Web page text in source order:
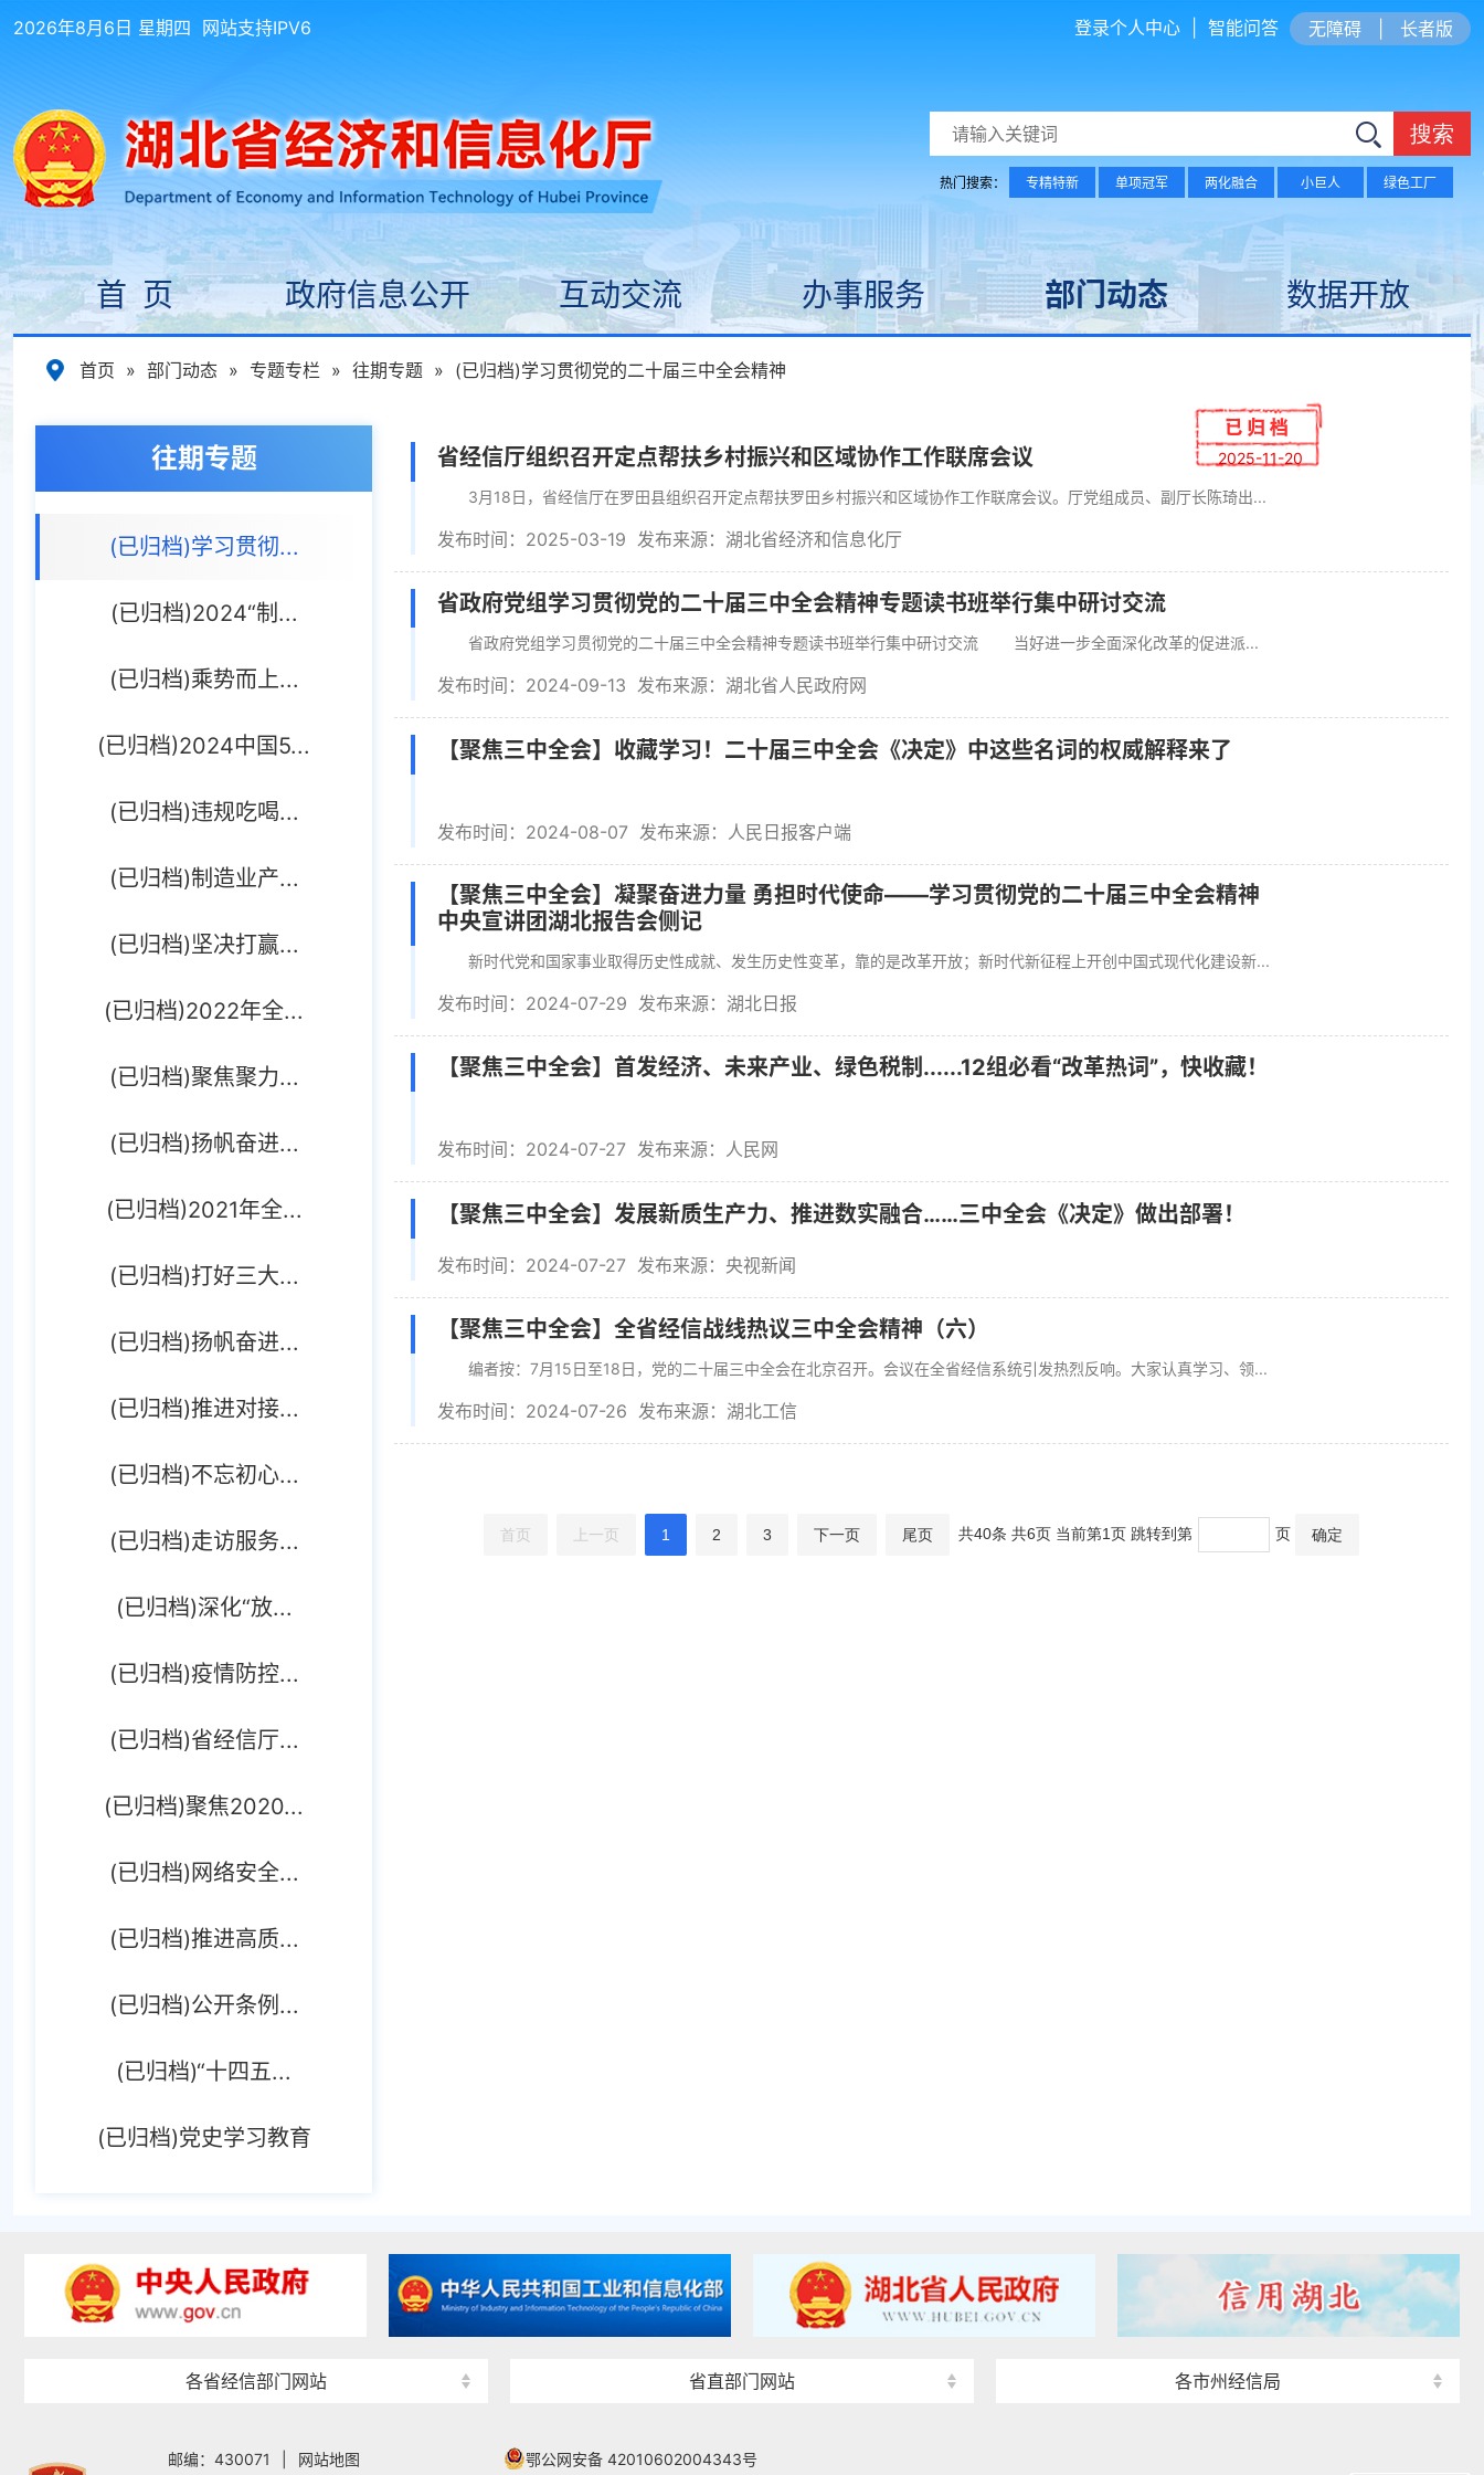
2026年8月6日 星期四 网站支持IPV6 无障碍 长者版
登录个人中心 智能问答
搜索
热门搜索： 专精特新 单项冠军 两化融合 小巨人 绿色工厂
首 页 政府信息公开 互动交流 办事服务 部门动态 数据开放
2025-11-20
首页 » 部门动态 » 专题专栏 » 往期专题 » (已归档)学习贯彻党的二十届三中全会精神
往期专题
(已归档)学习贯彻...
(已归档)2024“制...
(已归档)乘势而上...
(已归档)2024中国5...
(已归档)违规吃喝...
(已归档)制造业产...
(已归档)坚决打赢...
(已归档)2022年全...
(已归档)聚焦聚力...
(已归档)扬帆奋进...
(已归档)2021年全...
(已归档)打好三大...
(已归档)扬帆奋进...
(已归档)推进对接...
(已归档)不忘初心...
(已归档)走访服务...
(已归档)深化“放...
(已归档)疫情防控...
(已归档)省经信厅...
(已归档)聚焦2020...
(已归档)网络安全...
(已归档)推进高质...
(已归档)公开条例...
(已归档)“十四五...
(已归档)党史学习教育
省经信厅组织召开定点帮扶乡村振兴和区域协作工作联席会议
3月18日，省经信厅在罗田县组织召开定点帮扶罗田乡村振兴和区域协作工作联席会议。厅党组成员、副厅长陈琦出...
发布时间：2025-03-19 发布来源：湖北省经济和信息化厅
省政府党组学习贯彻党的二十届三中全会精神专题读书班举行集中研讨交流
省政府党组学习贯彻党的二十届三中全会精神专题读书班举行集中研讨交流 当好进一步全面深化改革的促进派...
发布时间：2024-09-13 发布来源：湖北省人民政府网
【聚焦三中全会】收藏学习！二十届三中全会《决定》中这些名词的权威解释来了
发布时间：2024-08-07 发布来源：人民日报客户端
【聚焦三中全会】凝聚奋进力量 勇担时代使命——学习贯彻党的二十届三中全会精神
中央宣讲团湖北报告会侧记
新时代党和国家事业取得历史性成就、发生历史性变革，靠的是改革开放；新时代新征程上开创中国式现代化建设新...
发布时间：2024-07-29 发布来源：湖北日报
【聚焦三中全会】首发经济、未来产业、绿色税制......12组必看“改革热词”，快收藏！
发布时间：2024-07-27 发布来源：人民网
【聚焦三中全会】发展新质生产力、推进数实融合……三中全会《决定》做出部署！
发布时间：2024-07-27 发布来源：央视新闻
【聚焦三中全会】全省经信战线热议三中全会精神（六）
编者按：7月15日至18日，党的二十届三中全会在北京召开。会议在全省经信系统引发热烈反响。大家认真学习、领...
发布时间：2024-07-26 发布来源：湖北工信
首页 上一页 1 2 3 下一页 尾页 共40条 共6页 当前第1页 跳转到第 页 确定
各省经信部门网站 省直部门网站 各市州经信局
邮编：430071
网站地图
鄂公网安备 42010602004343号